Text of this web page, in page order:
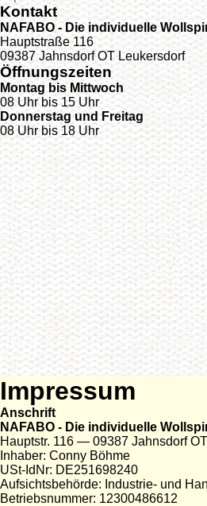
Kontakt
NAFABO - Die individuelle
Hauptstraße 116
09387 Jahnsdorf OT Leukersdorf
Öffnungszeiten
Montag bis Mittwoch
08 Uhr bis 15 Uhr
Donnerstag und Freitag
08 Uhr bis 18 Uhr
Impressum
Anschrift
NAFABO - Die individuelle
Hauptstr. 116 — 09387 Jahnsdorf
Inhaber: Conny Böhme
USt-IdNr: DE251698240
Aufsichtsbehörde: Industrie- und
Betriebsnummer: 12300486612